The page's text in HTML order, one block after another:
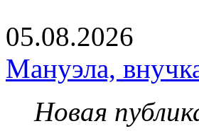
05.08.2026
Мануэла,
Новая